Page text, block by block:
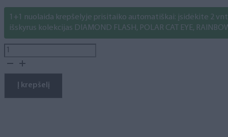
1+1 nuolaida krepšelyje prisitaiko automatiškai: įsidėkite 2
išskyrus kolekcijas DIAMOND FLASH, POLAR CAT EYE,
produkto
kiekis:
lakas,
Į krepšelį